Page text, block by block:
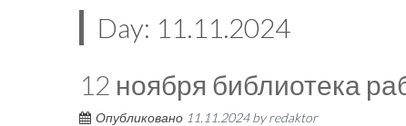
Day: 11.11.2024
12 ноября библиотека
Опубликовано 11.11.2024byredaktor